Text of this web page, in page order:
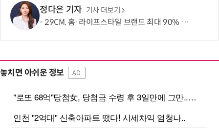
정다은 기자 기사 더보기
29CM, 홈·라이프스타일 브랜드 최대 90% 할인 '이구홈위크' 실시
놓치면 아쉬운 정보 AD